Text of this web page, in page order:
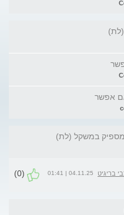
מספיק במשקל (לת)
בריגיט 04.11.25 | 01:41
(0)